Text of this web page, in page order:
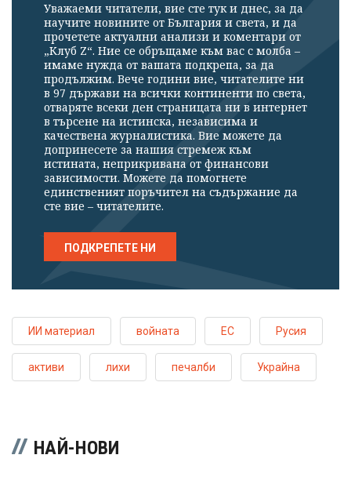
Уважаеми читатели, вие сте тук и днес, за да
научите новините от България и света, и да
прочетете актуални анализи и коментари от
„Клуб Z“. Ние се обръщаме към вас с молба –
имаме нужда от вашата подкрепа, за да
продължим. Вече години вие, читателите ни
в 97 държави на всички континенти по света,
отваряте всеки ден страницата ни в интернет
в търсене на истинска, независима и
качествена журналистика. Вие можете да
допринесете за нашия стремеж към
истината, неприкривана от финансови
зависимости. Можете да помогнете
единственият поръчител на съдържание да
сте вие – читателите.
ПОДКРЕПЕТЕ НИ
ИИ материал войната ЕС Русия
активи лихи печалби Украйна
НАЙ-НОВИ